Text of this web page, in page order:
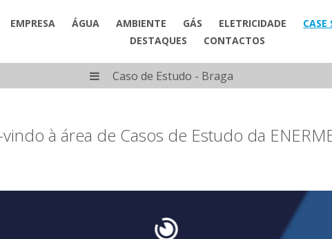
EMPRESA ÁGUA AMBIENTE GÁS ELETRICIDADE
CASE
DESTAQUES
CONTACTOS
Caso de Estudo - Braga
à área de Casos de Estudo da